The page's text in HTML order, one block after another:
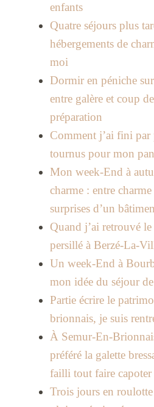
enfants
Quatre séjours plus
hébergements de
moi
Dormir en péniche
entre galère et coup
préparation
Comment j’ai fini par
tournus pour mon
Mon week-End à
charme : entre
surprises d’un
Quand j’ai retrouvé
persillé à Berzé-La-
Un week-End à
mon idée du séjour
Partie écrire le
brionnais, je suis
À Semur-En-
préféré la galette
failli tout faire capoter
Trois jours en